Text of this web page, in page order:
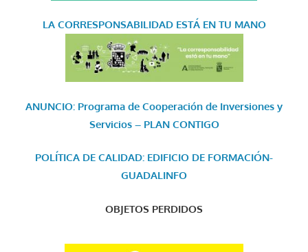
LA CORRESPONSABILIDAD ESTÁ EN TU MANO
ANUNCIO: Programa de Cooperación de Inversiones y
Servicios – PLAN CONTIGO
POLÍTICA DE CALIDAD: EDIFICIO DE FORMACIÓN-
GUADALINFO
OBJETOS PERDIDOS